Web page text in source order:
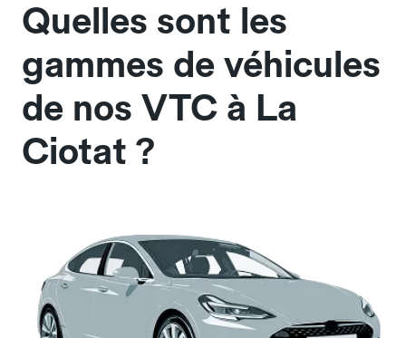
Quelles sont les
gammes de véhicules
de nos VTC à La
Ciotat ?